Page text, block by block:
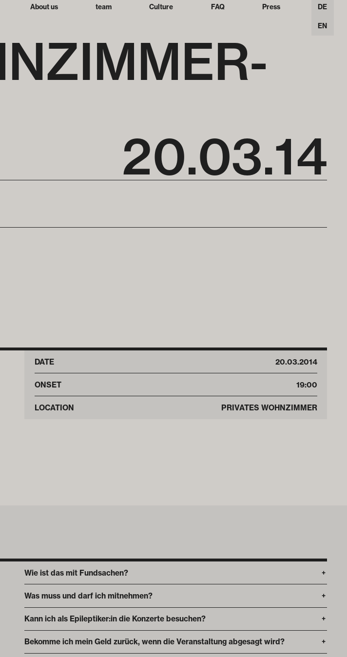
About us team Culture FAQ Press DE
EN
20.03.14
DATE 20.03.2014
ONSET 19:00
LOCATION PRIVATES WOHNZIMMER
Wie ist das mit Fundsachen? +
Was muss und darf ich mitnehmen? +
Kann ich als Epileptiker:in die Konzerte besuchen? +
Bekomme ich mein Geld zurück, wenn die Veranstaltung abgesagt wird? +